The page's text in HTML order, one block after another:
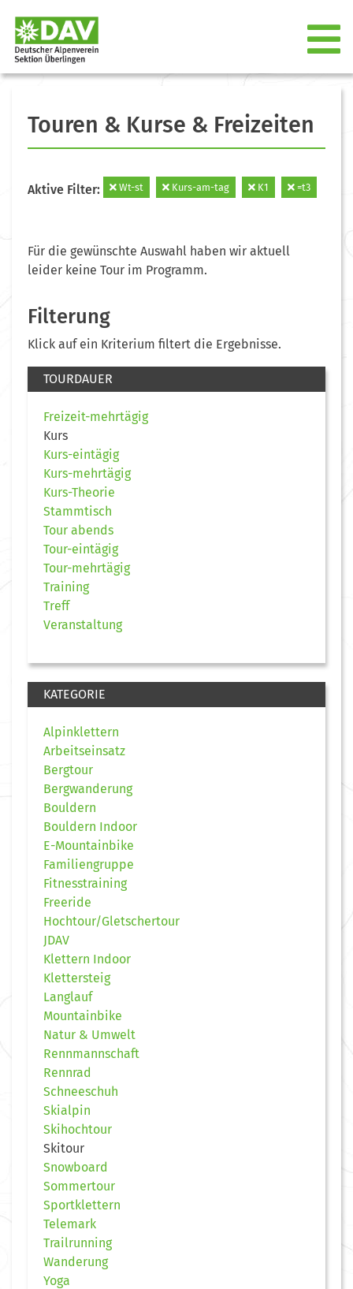
Touren & Kurse & Freizeiten
Aktive Filter: Wt-st Kurs-am-tag K1 =t3
Für die gewünschte Auswahl haben wir aktuell
leider keine Tour im Programm.
Filterung
Klick auf ein Kriterium filtert die Ergebnisse.
TOURDAUER
Freizeit-mehrtägig
Kurs
Kurs-eintägig
Kurs-mehrtägig
Kurs-Theorie
Stammtisch
Tour abends
Tour-eintägig
Tour-mehrtägig
Training
Treff
Veranstaltung
KATEGORIE
Alpinklettern
Arbeitseinsatz
Bergtour
Bergwanderung
Bouldern
Bouldern Indoor
E-Mountainbike
Familiengruppe
Fitnesstraining
Freeride
Hochtour/Gletschertour
JDAV
Klettern Indoor
Klettersteig
Langlauf
Mountainbike
Natur & Umwelt
Rennmannschaft
Rennrad
Schneeschuh
Skialpin
Skihochtour
Skitour
Snowboard
Sommertour
Sportklettern
Telemark
Trailrunning
Wanderung
Yoga